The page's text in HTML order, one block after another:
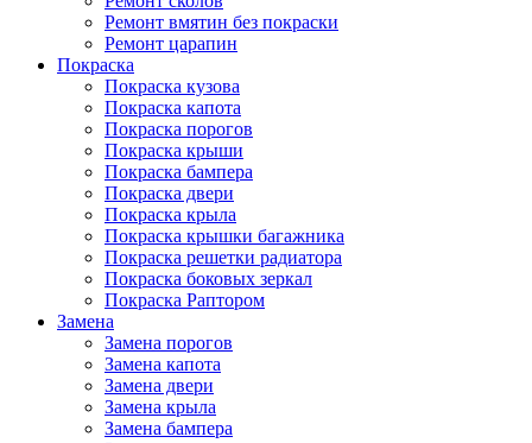
Ремонт вмятин без покраски
Ремонт царапин
Покраска
Покраска кузова
Покраска капота
Покраска порогов
Покраска крыши
Покраска бампера
Покраска двери
Покраска крыла
Покраска крышки багажника
Покраска решетки радиатора
Покраска боковых зеркал
Покраска Раптором
Замена
Замена порогов
Замена капота
Замена двери
Замена крыла
Замена бампера